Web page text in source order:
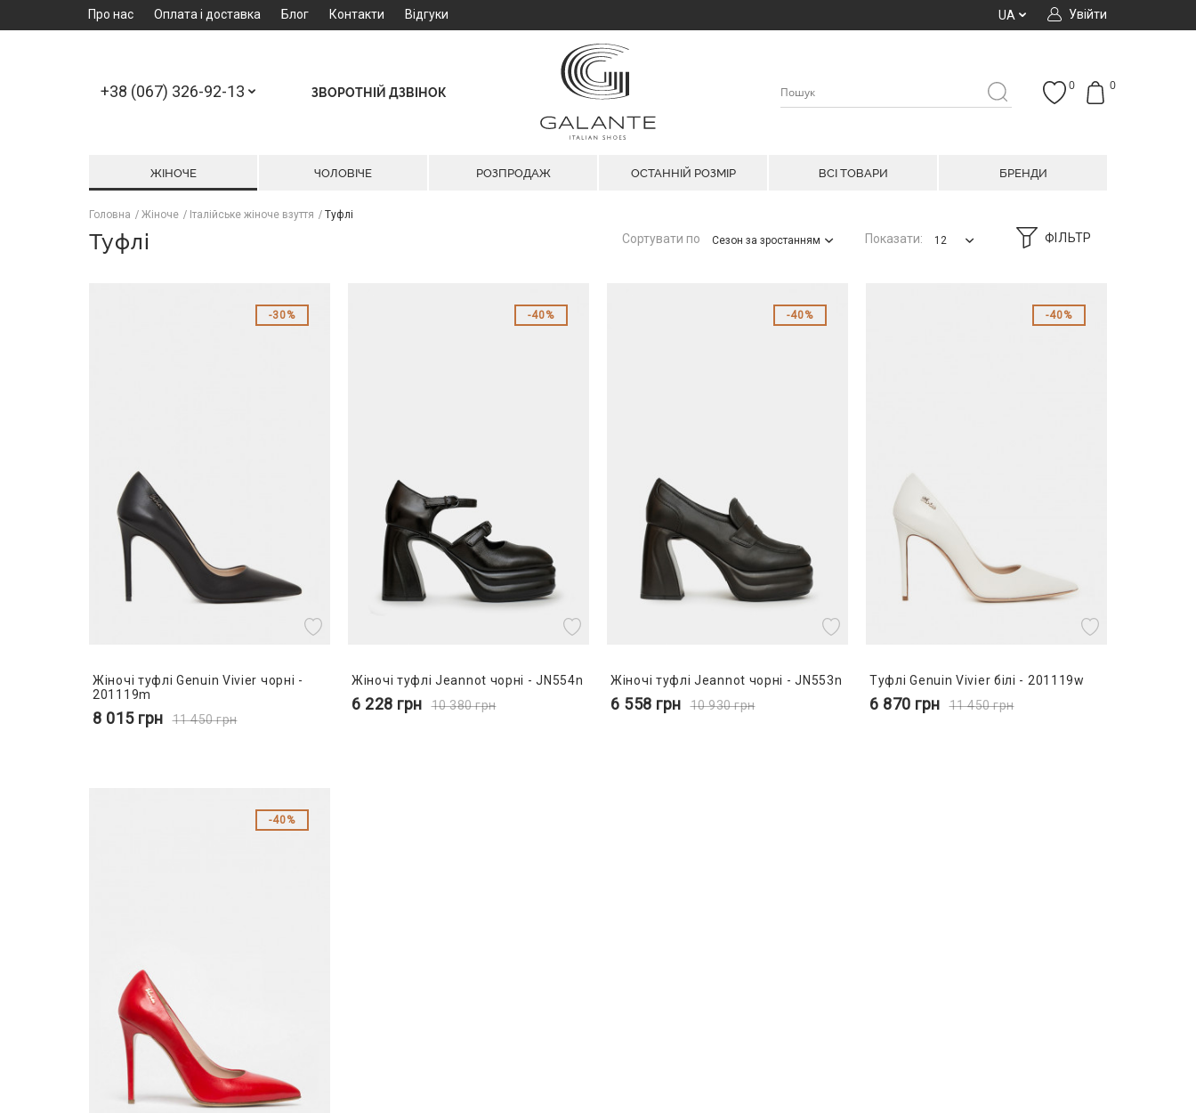
Про нас Оплата і доставка Блог Контакти Відгуки Увійти
UA
+38 (067) 326-92-13 ЗВОРОТНІЙ ДЗВІНОК
0
0
ЖІНОЧЕ ЧОЛОВІЧЕ РОЗПРОДАЖ ОСТАННІЙ РОЗМІР ВСІ ТОВАРИ БРЕНДИ
Головна Жіноче Італійське жіноче взуття Туфлі
Туфлі ФІЛЬТР
Сортувати по Сезон за зростанням Показати: 12
30%
Жіночі туфлі Genuin Vivier чорні -
201119m
8 015 грн 11 450грн
40%
Жіночі туфлі Jeannot чорні - JN554n
6 228 грн 10 380грн
40%
Жіночі туфлі Jeannot чорні - JN553n
6 558 грн 10 930грн
40%
Туфлі Genuin Vivier білі - 201119w
6 870 грн 11 450грн
40%